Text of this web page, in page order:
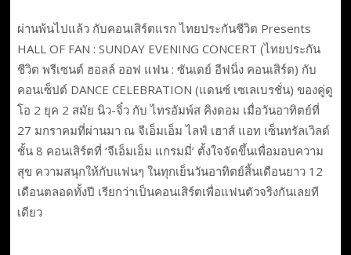
ผ่านพ้นไปแล้ว กับคอนเสิร์ตแรก ไทยประกันชีวิต Presents
HALL OF FAN : SUNDAY EVENING CONCERT (ไทยประกัน
ชีวิต พรีเซนต์ ฮอลล์ ออฟ แฟน : ซันเดย์ อีฟนิ่ง คอนเสิร์ต) กับ
คอนเซ็ปต์ DANCE CELEBRATION (แดนซ์ เซเลเบรชั่น) ของคู่ดู
โอ 2 ยุค 2 สมัย นิว-จิ๋ว กับ ไทรอัมพ์ส คิงดอม เมื่อวันอาทิตย์ที่
27 มกราคมที่ผ่านมา ณ จีเอ็มเอ็ม ไลฟ์ เฮาส์ แอท เซ็นทรัลเวิลด์
ชั้น 8 คอนเสิร์ตที่ ‘จีเอ็มเอ็ม แกรมมี่’ ตั้งใจจัดขึ้นเพื่อมอบความ
สุข ความสนุกให้กับแฟนๆ ในทุกเย็นวันอาทิตย์สิ้นเดือนยาว 12
เดือนตลอดทั้งปี เรียกว่าเป็นคอนเสิร์ตเพื่อแฟนตัวจริงกันเลยที
เดียว